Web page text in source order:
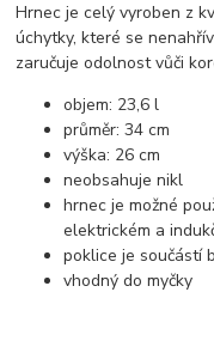
Hrnec je celý vyroben z
úchytky, které se
zaručuje odolnost vůči
objem: 23,6 l
průměr: 34 cm
výška: 26 cm
neobsahuje nikl
hrnec je možné
elektrickém a
poklice je součástí
vhodný do myčky